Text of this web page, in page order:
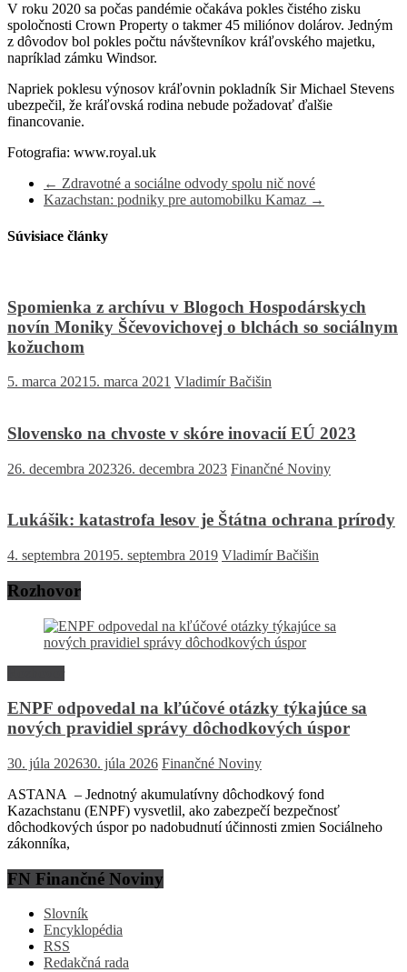
V roku 2020 sa počas pandémie očakáva pokles čistého zisku
spoločnosti Crown Property o takmer 45 miliónov dolárov. Jedným
z dôvodov bol pokles počtu návštevníkov kráľovského majetku,
napríklad zámku Windsor.
Napriek poklesu výnosov kráľovnin pokladník Sir Michael Stevens
ubezpečil, že kráľovská rodina nebude požadovať ďalšie
financovanie.
Fotografia: www.royal.uk
← Zdravotné a sociálne odvody spolu nič nové
Kazachstan: podniky pre automobilku Kamaz →
Súvisiace články
Spomienka z archívu v Blogoch Hospodárskych
novín Moniky Ščevovichovej o blchách so sociálnym
kožuchom
5. marca 2021 5. marca 2021 Vladimír Bačišin
Slovensko na chvoste v skóre inovacií EÚ 2023
26. decembra 202326. decembra 2023 Finančné Noviny
Lukášik: katastrofa lesov je Štátna ochrana prírody
4. septembra 20195. septembra 2019 Vladimír Bačišin
Rozhovor
ENPF odpovedal na kľúčové otázky týkajúce sa
nových pravidiel správy dôchodkových úspor
30. júla 202630. júla 2026 Finančné Noviny
ASTANA – Jednotný akumulatívny dôchodkový fond
Kazachstanu (ENPF) vysvetlil, ako zabezpečí bezpečnosť
dôchodkových úspor po nadobudnutí účinnosti zmien Sociálneho
zákonníka,
FN Finančné Noviny
Slovník
Encyklopédia
RSS
Redakčná rada